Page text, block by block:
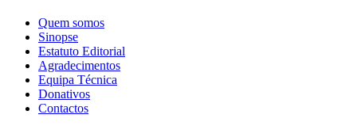
Quem somos
Sinopse
Estatuto Editorial
Agradecimentos
Equipa Técnica
Donativos
Contactos